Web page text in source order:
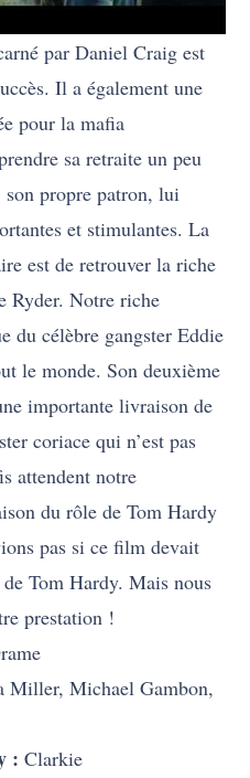
par Daniel Craig est
Il a également une
pour la mafia
sa retraite un peu
propre patron, lui
et stimulantes. La
est de retrouver la riche
Ryder. Notre riche
du célèbre gangster Eddie
le monde. Son deuxième
importante livraison de
coriace qui n’est pas
attendent notre
du rôle de Tom Hardy
pas si ce film devait
Tom Hardy. Mais nous
prestation !
Miller, Michael Gambon,
: Clarkie